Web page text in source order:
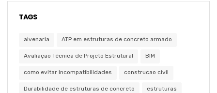
TAGS
alvenaria ATP em estruturas de concreto armado
Avaliação Técnica de Projeto Estrutural BIM
como evitar incompatibilidades construcao civil
Durabilidade de estruturas de concreto estruturas